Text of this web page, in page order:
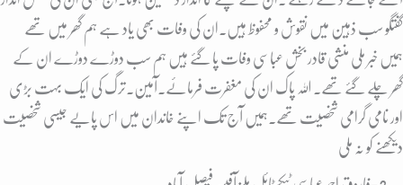
گفتگو سب ذہین میں نقوش و محفوظ ہیں۔ان کی وفات بھی یاد ہے ہم گھر میں تھے
ہمیں خبر ملی منشی قادر بخش عباسی وفات پا گئے ہیں ہم سب دوڑے دوڑے ان کے
گھر چلے گئے تھے۔ اللہ پاک ان کی مغفرت فرمائے۔آمین۔ترگ کی ایک بہت بڑی
اور نامی گرامی شخصیت تھے۔ہمیں آج تک اپنے خاندان میں اس پایے جیسی شخصیت
دیکھنے کو نہ ملی